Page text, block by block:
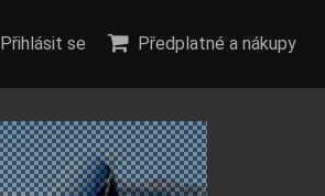
Přihlásit se Předplatné a nákupy